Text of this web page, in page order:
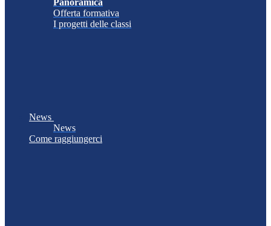
Panoramica
Offerta formativa
I progetti delle classi
News
News
Come raggiungerci